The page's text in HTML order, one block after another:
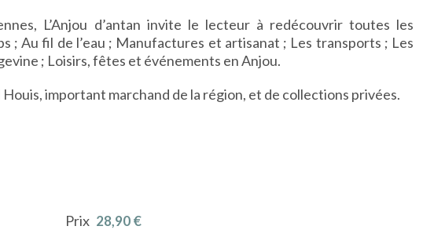
L’Anjou d’antan invite le lecteur à redécouvrir toutes les
; Au fil de l’eau ; Manufactures et artisanat ; Les transports ; Les
; Loisirs, fêtes et événements en Anjou.
important marchand de la région, et de collections privées.
Prix 28,90 €